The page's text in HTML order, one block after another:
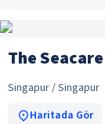
The
Singapur / Singapur
Haritada Gör